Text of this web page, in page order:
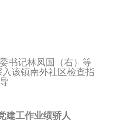
书记林凤国（右）等
该镇南外社区检查指
导
建工作业绩骄人